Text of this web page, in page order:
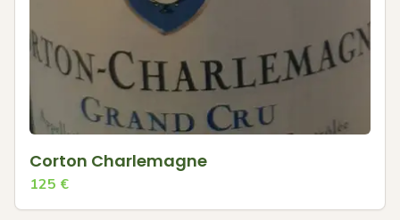
Corton Charlemagne
125 €